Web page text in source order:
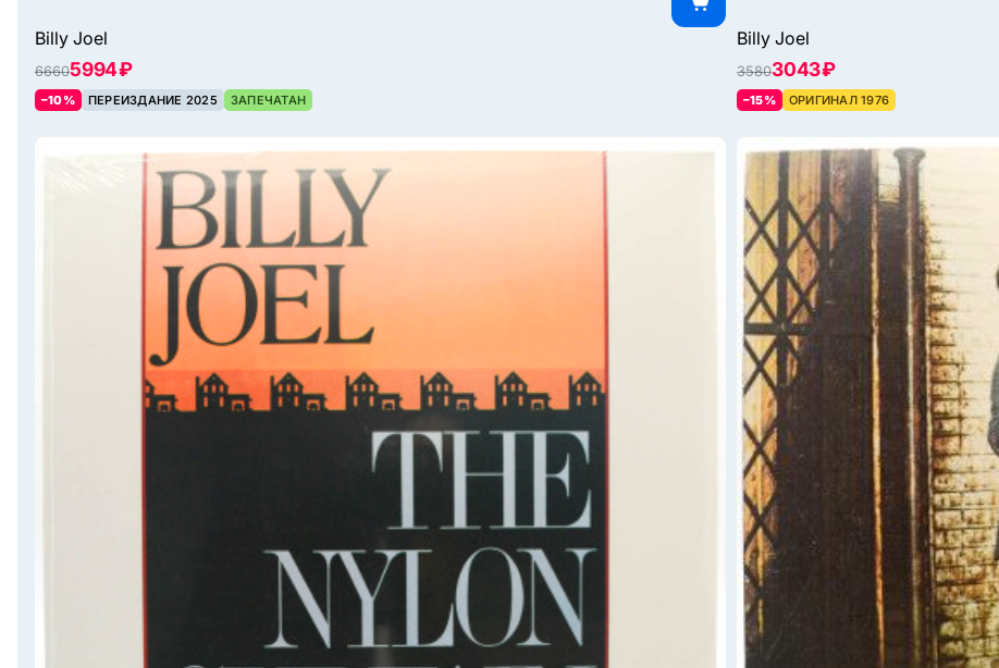
Billy Joel
66605994 ₽
–10% ПЕРЕИЗДАНИЕ 2025 ЗАПЕЧАТАН
Billy Joel
35803043 ₽
–15% ОРИГИНАЛ 1976